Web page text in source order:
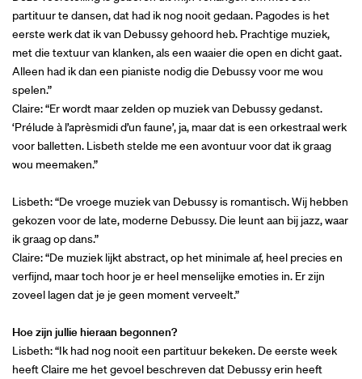
partituur te dansen, dat had ik nog nooit gedaan. Pagodes is het
eerste werk dat ik van Debussy gehoord heb. Prachtige muziek,
met die textuur van klanken, als een waaier die open en dicht gaat.
Alleen had ik dan een pianiste nodig die Debussy voor me wou
spelen.”
Claire: “Er wordt maar zelden op muziek van Debussy gedanst.
‘Prélude à l’aprèsmidi d’un faune’, ja, maar dat is een orkestraal werk
voor balletten. Lisbeth stelde me een avontuur voor dat ik graag
wou meemaken.”
Lisbeth: “De vroege muziek van Debussy is romantisch. Wij hebben
gekozen voor de late, moderne Debussy. Die leunt aan bij jazz, waar
ik graag op dans.”
Claire: “De muziek lijkt abstract, op het minimale af, heel precies en
verfijnd, maar toch hoor je er heel menselijke emoties in. Er zijn
zoveel lagen dat je je geen moment verveelt.”
Hoe zijn jullie hieraan begonnen?
Lisbeth: “Ik had nog nooit een partituur bekeken. De eerste week
heeft Claire me het gevoel beschreven dat Debussy erin heeft